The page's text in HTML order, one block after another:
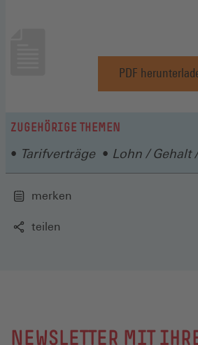
PDF
(Öffnet
in
ZUGEHÖRIGE THEMEN
Tarifverträge Lohn / Gehalt
merken
teilen
NEWSLETTER MIT